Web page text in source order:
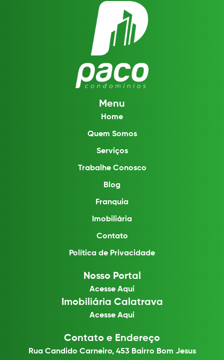
Menu
Home
Quem Somos
Serviços
Trabalhe Conosco
Blog
Franquia
Imobiliária
Contato
Política de Privacidade
Nosso Portal
Acesse Aqui
Imobiliária Calatrava
Acesse Aqui
Contato e Endereço
Rua Candido Carneiro, 453 Bairro Bom Jesus